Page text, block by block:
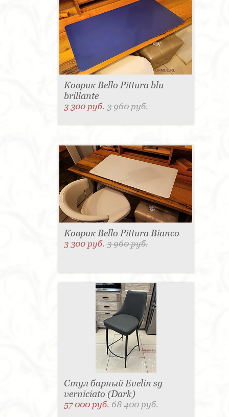
Коврик Bello Pittura blu
brillante
3 300 руб.3 960 руб.
Коврик Bello Pittura Bianco
3 300 руб.3 960 руб.
Стул барный Evelin sg
verniciato (Dark)
57 000 руб.68 400 руб.